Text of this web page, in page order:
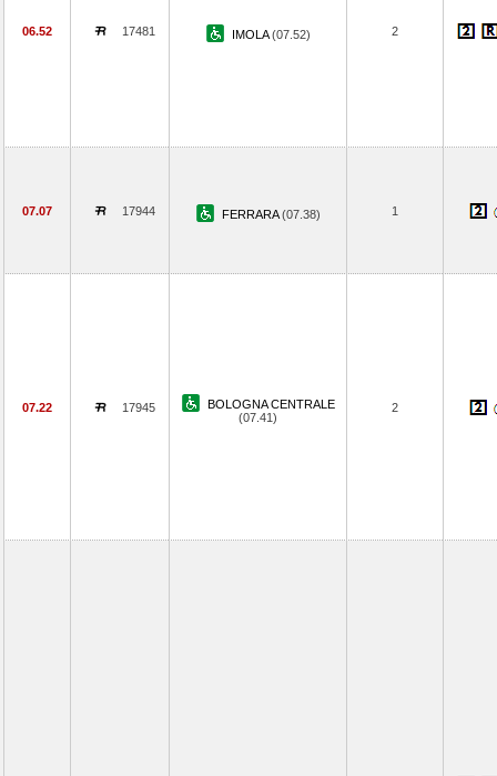
06.52 17481 IMOLA(07.52) 2
07.07 17944 FERRARA(07.38) 1
07.22 17945
BOLOGNA CENTRALE
(07.41)
2